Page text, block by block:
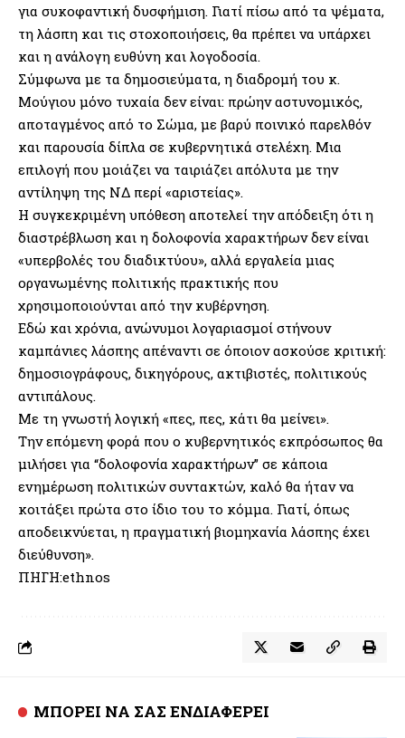
για συκοφαντική δυσφήμιση. Γιατί πίσω από τα ψέματα,
τη λάσπη και τις στοχοποιήσεις, θα πρέπει να υπάρχει
και η ανάλογη ευθύνη και λογοδοσία.
Σύμφωνα με τα δημοσιεύματα, η διαδρομή του κ.
Μούγιου μόνο τυχαία δεν είναι: πρώην αστυνομικός,
αποταγμένος από το Σώμα, με βαρύ ποινικό παρελθόν
και παρουσία δίπλα σε κυβερνητικά στελέχη. Μια
επιλογή που μοιάζει να ταιριάζει απόλυτα με την
αντίληψη της ΝΔ περί «αριστείας».
Η συγκεκριμένη υπόθεση αποτελεί την απόδειξη ότι η
διαστρέβλωση και η δολοφονία χαρακτήρων δεν είναι
«υπερβολές του διαδικτύου», αλλά εργαλεία μιας
οργανωμένης πολιτικής πρακτικής που
χρησιμοποιούνται από την κυβέρνηση.
Εδώ και χρόνια, ανώνυμοι λογαριασμοί στήνουν
καμπάνιες λάσπης απέναντι σε όποιον ασκούσε κριτική:
δημοσιογράφους, δικηγόρους, ακτιβιστές, πολιτικούς
αντιπάλους.
Με τη γνωστή λογική «πες, πες, κάτι θα μείνει».
Την επόμενη φορά που ο κυβερνητικός εκπρόσωπος θα
μιλήσει για “δολοφονία χαρακτήρων” σε κάποια
ενημέρωση πολιτικών συντακτών, καλό θα ήταν να
κοιτάξει πρώτα στο ίδιο του το κόμμα. Γιατί, όπως
αποδεικνύεται, η πραγματική βιομηχανία λάσπης έχει
διεύθυνση».
ΠΗΓΗ:ethnos
ΜΠΟΡΕΙ ΝΑ ΣΑΣ ΕΝΔΙΑΦΕΡΕΙ